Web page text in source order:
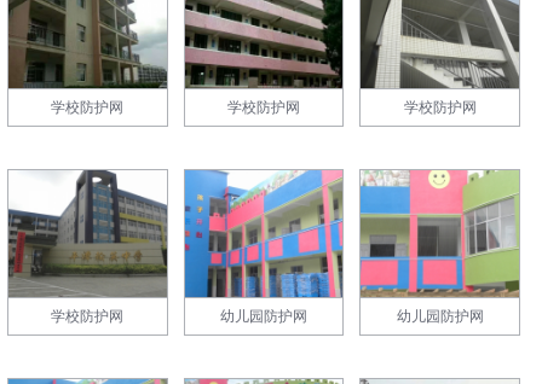
学校防护网 学校防护网 学校防护网
学校防护网 幼儿园防护网 幼儿园防护网